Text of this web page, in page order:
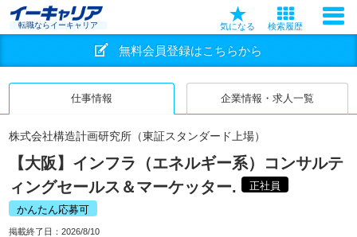
転職ならイーキャリア 気になる 検索履歴
無料会員登録はこちらから
仕事情報 企業情報・求人一覧
株式会社構造計画研究所（東証スタンダード上場）
【大阪】インフラ（エネルギー系）コンサルテ
ィングセールス＆マーケッター.
正社員
かんたん応募可
掲載終了日： 2026/8/10